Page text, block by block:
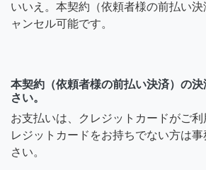
いいえ。本契約（依頼者様の前払い
ャンセル可能です。
本契約（依頼者様の前払い決済）の
さい。
お支払いは、クレジットカードがご
レジットカードをお持ちでない方は
さい。